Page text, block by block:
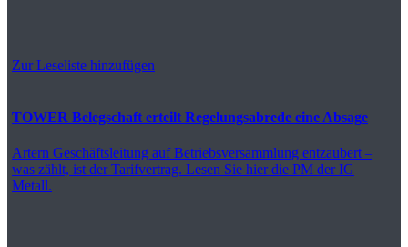
Zur Leseliste hinzufügen
TOWER Belegschaft erteilt Regelungsabrede eine Absage
Artern Geschäftsleitung auf Betriebsversammlung entzaubert –
was zählt, ist der Tarifvertrag. Lesen Sie hier die PM der IG
Metall.